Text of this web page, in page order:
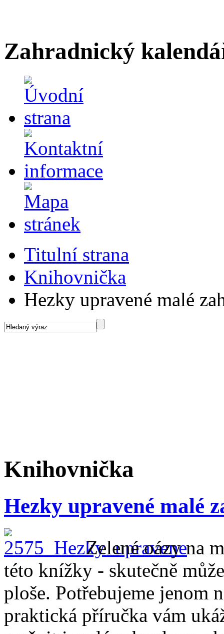
Zahradnický
Titulní strana
Knihovnička
Hezky upravené malé
Knihovnička
Hezky upravené malé
Zelené oázy na
této knížky - skutečně
ploše. Potřebujeme jenom
praktická příručka vám